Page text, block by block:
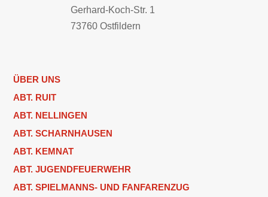
Gerhard-Koch-Str. 1
73760 Ostfildern
ÜBER UNS
ABT. RUIT
ABT. NELLINGEN
ABT. SCHARNHAUSEN
ABT. KEMNAT
ABT. JUGENDFEUERWEHR
ABT. SPIELMANNS- UND FANFARENZUG